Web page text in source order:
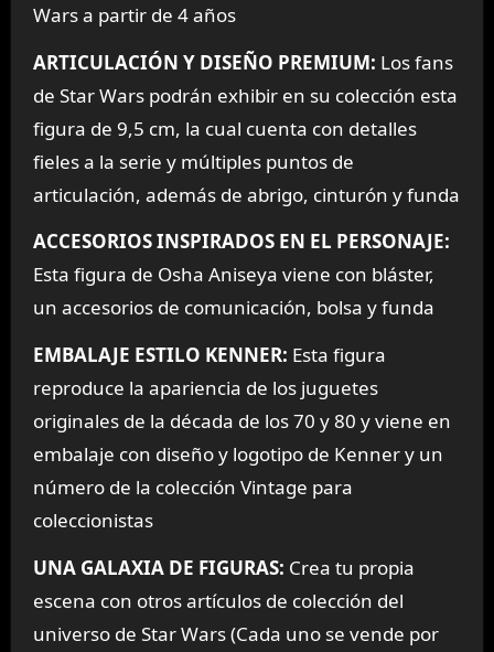
Wars a partir de 4 años
ARTICULACIÓN Y DISEÑO PREMIUM: Los fans
de Star Wars podrán exhibir en su colección esta
figura de 9,5 cm, la cual cuenta con detalles
fieles a la serie y múltiples puntos de
articulación, además de abrigo, cinturón y funda
ACCESORIOS INSPIRADOS EN EL PERSONAJE:
Esta figura de Osha Aniseya viene con bláster,
un accesorios de comunicación, bolsa y funda
EMBALAJE ESTILO KENNER: Esta figura
reproduce la apariencia de los juguetes
originales de la década de los 70 y 80 y viene en
embalaje con diseño y logotipo de Kenner y un
número de la colección Vintage para
coleccionistas
UNA GALAXIA DE FIGURAS: Crea tu propia
escena con otros artículos de colección del
universo de Star Wars (Cada uno se vende por